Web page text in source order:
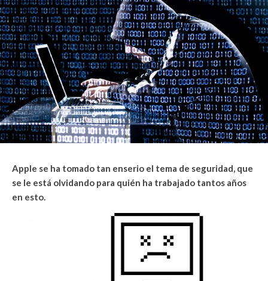
Apple se ha tomado tan enserio el tema de seguridad, que
se le está olvidando para quién ha trabajado tantos años
en esto.